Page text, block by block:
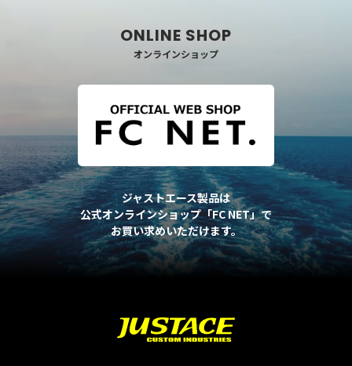
オンラインショップ
ジャストエース製品は
公式オンラインショップ「FC NET」で
お買い求めいただけます。